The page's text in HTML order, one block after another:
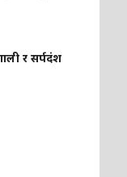
र सर्पदंश